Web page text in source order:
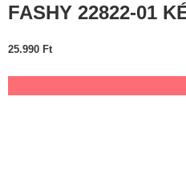
FASHY 22822-01
25.990 Ft